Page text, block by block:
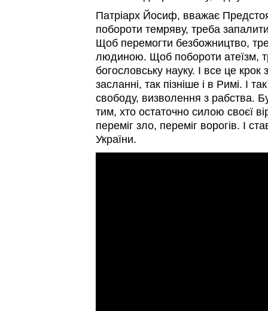
Патріарх Йосиф, вважає
побороти темряву, треба
Щоб перемогти безбожництво,
людиною. Щоб побороти атеїзм,
богословську науку. І все це
засланні, так пізніше і в Римі. І
свободу, визволення з рабства.
тим, хто остаточно силою своєї
переміг зло, переміг ворогів. І
України.